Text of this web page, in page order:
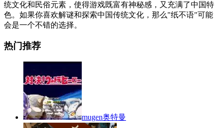
统文化和民俗元素，使得游戏既富有神秘感，又充满了中国特
色。如果你喜欢解谜和探索中国传统文化，那么"纸不语"可能
会是一个不错的选择。
热门推荐
mugen奥特曼